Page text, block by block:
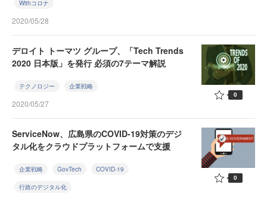
Withコロナ
2020/05/28
デロイト トーマツ グループ、「Tech Trends
2020 日本版」を発行 必須の7テーマ解説
テクノロジー 企業戦略
2020/05/27
0
ServiceNow、広島県のCOVID-19対策のデジ
タル化をクラウドプラットフォームで支援
企業戦略 GovTech COVID-19
行政のデジタル化
0